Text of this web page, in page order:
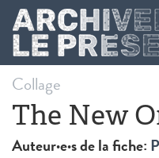
Aller au contenu principal
Collage
The New
Auteur·e·s de la fiche: